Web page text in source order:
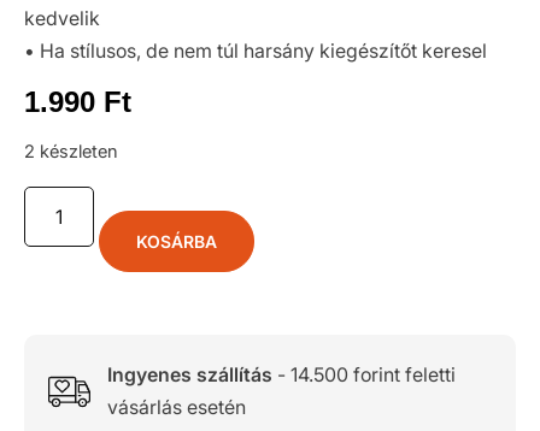
kedvelik
• Ha stílusos, de nem túl harsány kiegészítőt keresel
1.990 Ft
2 készleten
KOSÁRBA
Ingyenes szállítás - 14.500 forint feletti
vásárlás esetén